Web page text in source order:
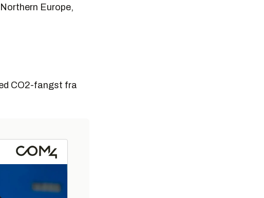
Europe,
CO2-fangst fra